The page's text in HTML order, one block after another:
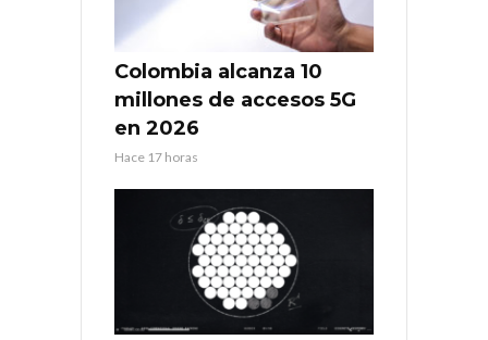
Colombia alcanza 10
millones de accesos 5G
en 2026
Hace 17 horas